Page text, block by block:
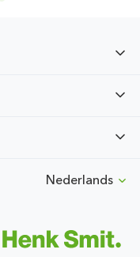
Nederlands